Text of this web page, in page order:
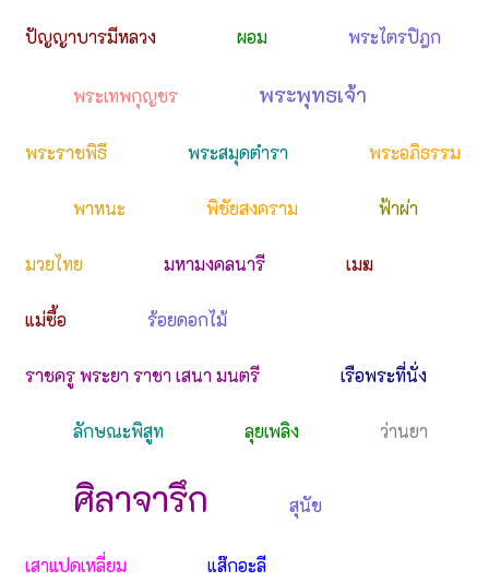
ปัญญาบารมีหลวง ผอม พระไตรปิฎก
พระเทพกุญชร พระพุทธเจ้า
พระราชพิธี พระสมุดตำรา พระอภิธรรม
พาหนะ พิชัยสงคราม ฟ้าผ่า
มวยไทย มหามงคลนารี เมฆ
แม่ซื้อ ร้อยดอกไม้
ราชครู พระยา ราชา เสนา มนตรี เรือพระที่นั่ง
ลักษณะพิสูท ลุยเพลิง ว่านยา
ศิลาจารึก สุนัข
เสาแปดเหลี่ยม แส๊กอะลี